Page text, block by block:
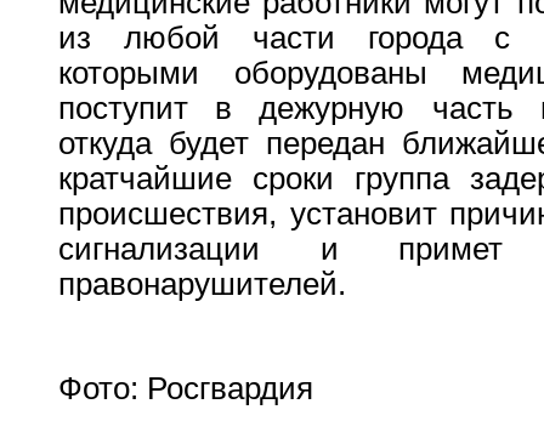
из любой части города с
которыми оборудованы
поступит в дежурную часть
откуда будет передан
кратчайшие сроки группа
происшествия, установит
сигнализации и
правонарушителей.
Фото: Росгвардия